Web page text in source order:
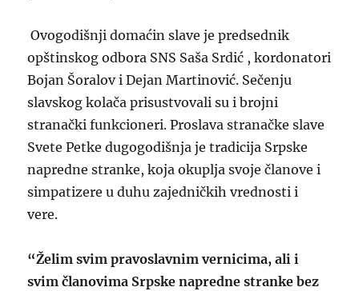
Ovogodišnji domaćin slave je predsednik
opštinskog odbora SNS Saša Srdić , kordonatori
Bojan Šoralov i Dejan Martinović. Sečenju
slavskog kolača prisustvovali su i brojni
stranački funkcioneri. Proslava stranačke slave
Svete Petke dugogodišnja je tradicija Srpske
napredne stranke, koja okuplja svoje članove i
simpatizere u duhu zajedničkih vrednosti i
vere.
“Želim svim pravoslavnim vernicima, ali i
svim članovima Srpske napredne stranke bez